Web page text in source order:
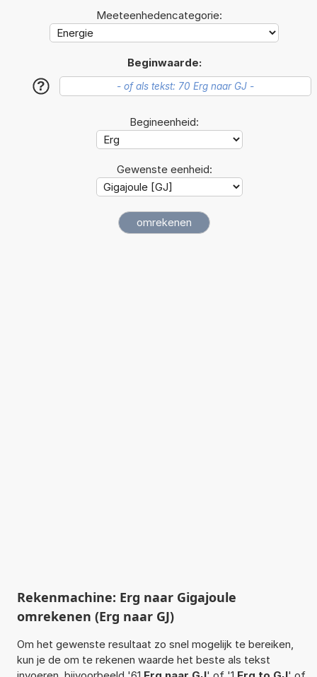
Meeteenhedencategorie:
Beginwaarde:
?
Begineenheid:
Gewenste eenheid:
Rekenmachine: Erg naar Gigajoule
omrekenen (Erg naar GJ)
Om het gewenste resultaat zo snel mogelijk te bereiken,
kun je de om te rekenen waarde het beste als tekst